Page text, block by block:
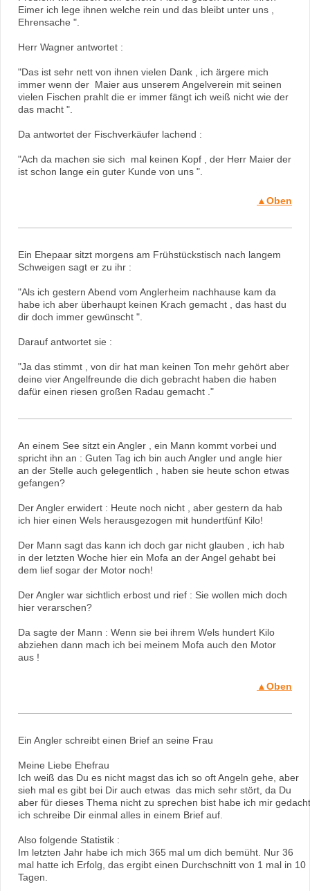
Eimer ich lege ihnen welche rein und das bleibt unter uns ,
Ehrensache ".
Herr Wagner antwortet :
"Das ist sehr nett von ihnen vielen Dank , ich ärgere mich
immer wenn der Maier aus unserem Angelverein mit seinen
vielen Fischen prahlt die er immer fängt ich weiß nicht wie der
das macht ".
Da antwortet der Fischverkäufer lachend :
"Ach da machen sie sich mal keinen Kopf , der Herr Maier der
ist schon lange ein guter Kunde von uns ".
▲Oben
Ein Ehepaar sitzt morgens am Frühstückstisch nach langem
Schweigen sagt er zu ihr :
"Als ich gestern Abend vom Anglerheim nachhause kam da
habe ich aber überhaupt keinen Krach gemacht , das hast du
dir doch immer gewünscht ".
Darauf antwortet sie :
"Ja das stimmt , von dir hat man keinen Ton mehr gehört aber
deine vier Angelfreunde die dich gebracht haben die haben
dafür einen riesen großen Radau gemacht ."
An einem See sitzt ein Angler , ein Mann kommt vorbei und
spricht ihn an : Guten Tag ich bin auch Angler und angle hier
an der Stelle auch gelegentlich , haben sie heute schon etwas
gefangen?
Der Angler erwidert : Heute noch nicht , aber gestern da hab
ich hier einen Wels herausgezogen mit hundertfünf Kilo!
Der Mann sagt das kann ich doch gar nicht glauben , ich hab
in der letzten Woche hier ein Mofa an der Angel gehabt bei
dem lief sogar der Motor noch!
Der Angler war sichtlich erbost und rief : Sie wollen mich doch
hier verarschen?
Da sagte der Mann : Wenn sie bei ihrem Wels hundert Kilo
abziehen dann mach ich bei meinem Mofa auch den Motor
aus !
▲Oben
Ein Angler schreibt einen Brief an seine Frau
Meine Liebe Ehefrau
Ich weiß das Du es nicht magst das ich so oft Angeln gehe, aber
sieh mal es gibt bei Dir auch etwas das mich sehr stört, da Du
aber für dieses Thema nicht zu sprechen bist habe ich mir gedacht
ich schreibe Dir einmal alles in einem Brief auf.
Also folgende Statistik :
Im letzten Jahr habe ich mich 365 mal um dich bemüht. Nur 36
mal hatte ich Erfolg, das ergibt einen Durchschnitt von 1 mal in 10
Tagen.